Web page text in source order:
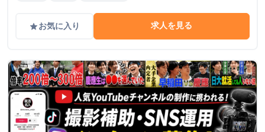
gradeお気に入り 求人を見る